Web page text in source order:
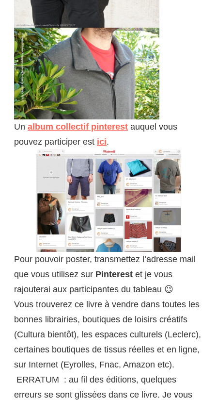
Un album collectif pinterest auquel vous
pouvez participer est ici.
Pour pouvoir poster, transmettez l’adresse mail
que vous utilisez sur Pinterest et je vous
rajouterai aux participantes du tableau 😉
Vous trouverez ce livre à vendre dans toutes les
bonnes librairies, boutiques de loisirs créatifs
(Cultura bientôt), les espaces culturels (Leclerc),
certaines boutiques de tissus réelles et en ligne,
sur Internet (Eyrolles, Fnac, Amazon etc).
ERRATUM : au fil des éditions, quelques
erreurs se sont glissées dans ce livre. Je vous